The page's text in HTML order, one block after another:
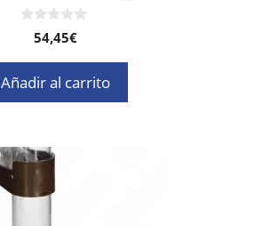
54,45€
Añadir al carrito